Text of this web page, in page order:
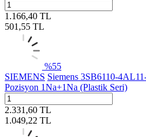
1.166,40 TL
501,55 TL
%55
SIEMENS Siemens 3SB6110-
Pozisyon 1Na+1Na (Plastik Seri)
2.331,60 TL
1.049,22 TL